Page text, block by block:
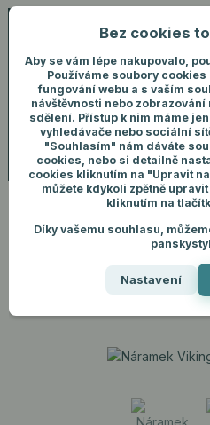
+420 731 292 460
Úvod Pánské šperky Náramky
Náramek Viking
Bez cookies
Aby se vám lépe nakupovalo,
Používáme soubory
fungování webu a s vaším
návštěvnosti nebo
sdělení. Přístup k nim máme
vyhledávače nebo sociální
"Souhlasím" nám dáváte
cookies, nebo si detailně
cookies kliknutím na "Upravit
můžete kdykoli zpětně
kliknutím na
Díky vašemu souhlasu,
Nastavení